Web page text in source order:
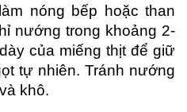
nóng bếp hoặc than
nướng trong khoảng 2-
của miếng thịt để giữ
tự nhiên. Tránh nướng
khô.